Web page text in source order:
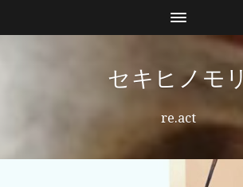
セキヒノモリ
re.act